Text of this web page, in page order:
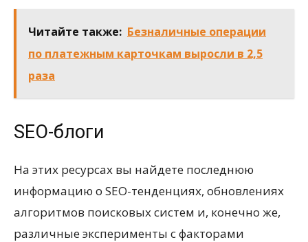
Читайте также: Безналичные операции
по платежным карточкам выросли в 2,5
раза
SEO-блоги
На этих ресурсах вы найдете последнюю
информацию о SEO-тенденциях, обновлениях
алгоритмов поисковых систем и, конечно же,
различные эксперименты с факторами